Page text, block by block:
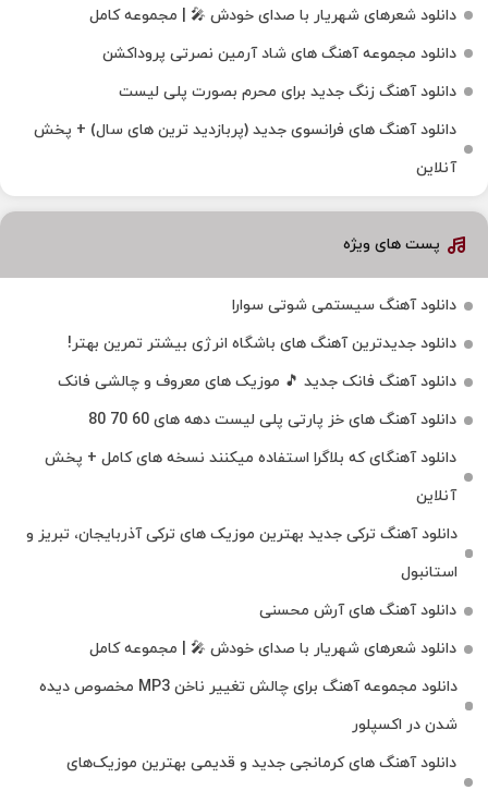
دانلود شعرهای شهریار با صدای خودش 🎤 | مجموعه کامل
دانلود مجموعه آهنگ های شاد آرمین نصرتی پروداکشن
دانلود آهنگ زنگ جدید برای محرم بصورت پلی لیست
دانلود آهنگ های فرانسوی جدید (پربازدید ترین های سال) + پخش
آنلاین
پست های ویژه
دانلود آهنگ سیستمی شوتی سوارا
دانلود جدیدترین آهنگ‌ های باشگاه انرژی بیشتر تمرین بهتر!
دانلود آهنگ فانک جدید 🎵 موزیک‌ های معروف و چالشی فانک
دانلود آهنگ های خز پارتی پلی لیست دهه های 60 70 80
دانلود آهنگای که بلاگرا استفاده میکنند نسخه های کامل + پخش
آنلاین
دانلود آهنگ ترکی جدید بهترین موزیک‌ های ترکی آذربایجان، تبریز و
استانبول
دانلود آهنگ های آرش محسنی
دانلود شعرهای شهریار با صدای خودش 🎤 | مجموعه کامل
دانلود مجموعه آهنگ برای چالش تغییر ناخن MP3 مخصوص دیده
شدن در اکسپلور
دانلود آهنگ‌ های کرمانجی جدید و قدیمی بهترین موزیک‌های